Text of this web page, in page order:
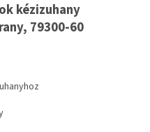
kézizuhany
79300-60